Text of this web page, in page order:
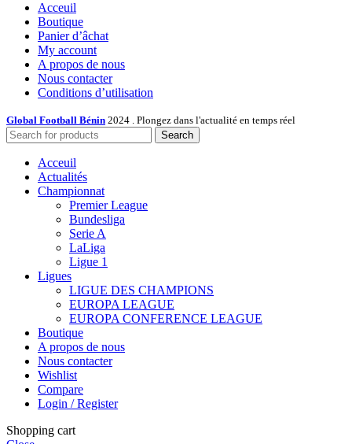
Acceuil
Boutique
Panier d’âchat
My account
A propos de nous
Nous contacter
Conditions d’utilisation
Global Football Bénin 2024 . Plongez dans l'actualité en temps réel
Search
Acceuil
Actualités
Championnat
Premier League
Bundesliga
Serie A
LaLiga
Ligue 1
Ligues
LIGUE DES CHAMPIONS
EUROPA LEAGUE
EUROPA CONFERENCE LEAGUE
Boutique
A propos de nous
Nous contacter
Wishlist
Compare
Login / Register
Shopping cart